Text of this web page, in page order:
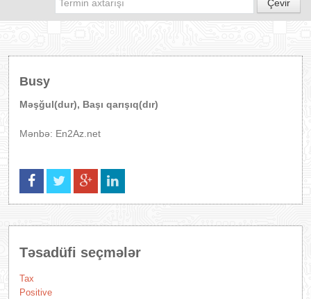
PROQRAMLAR
Çevir
Busy
Məşğul(dur), Başı qarışıq(dır)
Mənbə: En2Az.net
Təsadüfi seçmələr
Tax
Positive